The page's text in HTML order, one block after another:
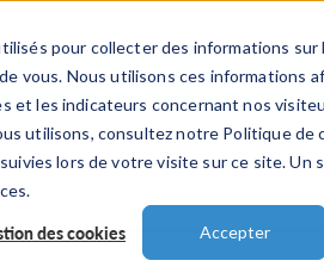
pour collecter des informations sur
vous. Nous utilisons ces informations
et les indicateurs concernant nos
utilisons, consultez notre Politique de
lors de votre visite sur ce site. Un
des cookies Accepter
INDUSTRIES VIDEOS